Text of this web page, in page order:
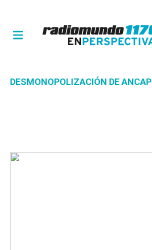
DESMONOPOLIZACIÓN DE ANCAP